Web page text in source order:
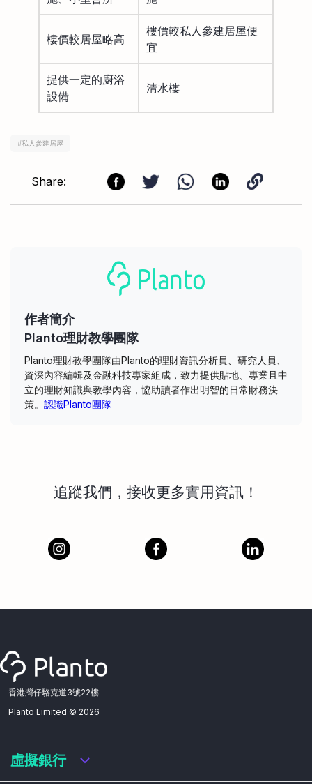
樓價較居屋略高
樓價較私人參建居屋便
宜
提供一定的廚浴
設備
清水樓
#私人參建居屋
Share:
作者簡介
Planto理財教學團隊
Planto理財教學團隊由Planto的理財資訊分析員、研究人員、
資深內容編輯及金融科技專家組成，致力提供貼地、專業且中
立的理財知識與教學內容，協助讀者作出明智的日常財務決
策。 認識Planto團隊
追蹤我們，接收更多實用資訊！
香港灣仔駱克道3號22樓
Planto Limited © 2026
虛擬銀行